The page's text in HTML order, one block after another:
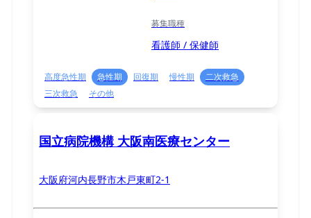
募集職種
看護師 / 保健師
高度急性期 急性期 回復期 慢性期
二次救急
三次救急
その他
国立病院機構 大阪南医療センター
大阪府河内長野市木戸東町2-1